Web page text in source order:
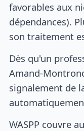
favorables aux
dépendances).
son traitement
Dès qu'un
Amand-
signalement de
WASPP couvre